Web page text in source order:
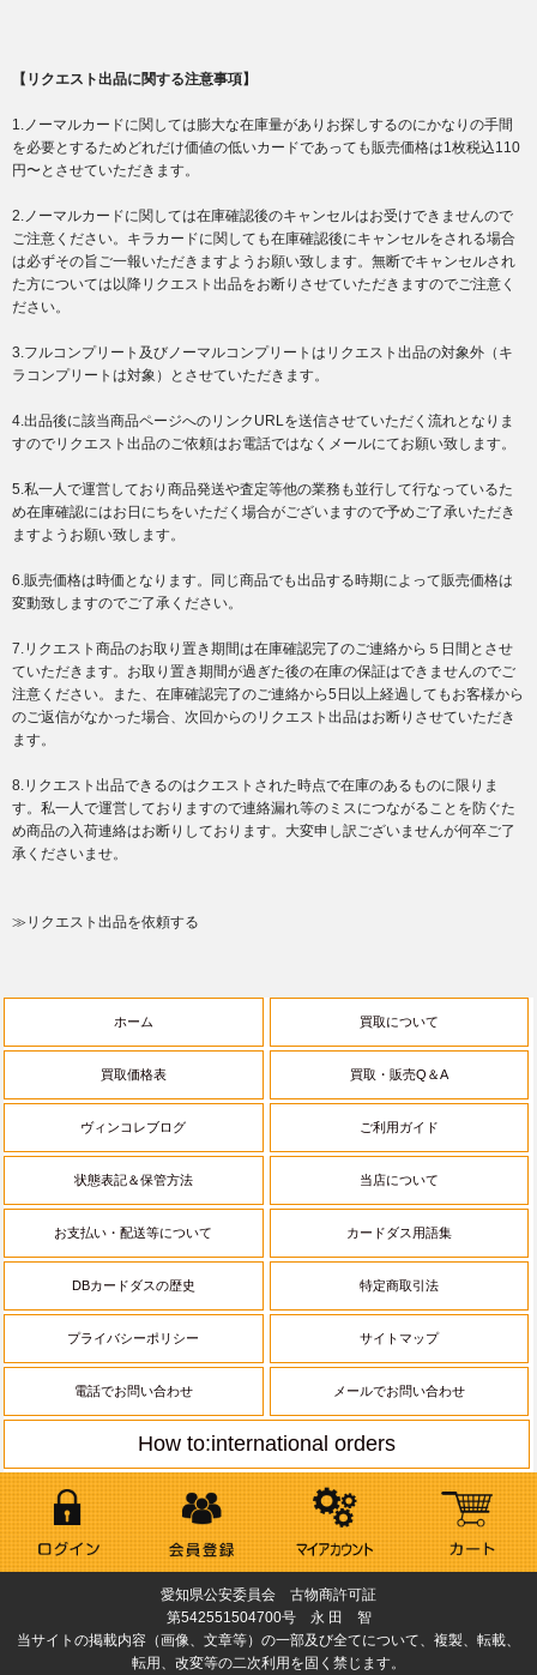
【リクエスト出品に関する注意事項】
1.ノーマルカードに関しては膨大な在庫量がありお探しするのにかなりの手間
を必要とするためどれだけ価値の低いカードであっても販売価格は1枚税込110
円〜とさせていただきます。
2.ノーマルカードに関しては在庫確認後のキャンセルはお受けできませんので
ご注意ください。キラカードに関しても在庫確認後にキャンセルをされる場合
は必ずその旨ご一報いただきますようお願い致します。無断でキャンセルされ
た方については以降リクエスト出品をお断りさせていただきますのでご注意く
ださい。
3.フルコンプリート及びノーマルコンプリートはリクエスト出品の対象外（キ
ラコンプリートは対象）とさせていただきます。
4.出品後に該当商品ページへのリンクURLを送信させていただく流れとなりま
すのでリクエスト出品のご依頼はお電話ではなくメールにてお願い致します。
5.私一人で運営しており商品発送や査定等他の業務も並行して行なっているた
め在庫確認にはお日にちをいただく場合がございますので予めご了承いただき
ますようお願い致します。
6.販売価格は時価となります。同じ商品でも出品する時期によって販売価格は
変動致しますのでご了承ください。
7.リクエスト商品のお取り置き期間は在庫確認完了のご連絡から５日間とさせ
ていただきます。お取り置き期間が過ぎた後の在庫の保証はできませんのでご
注意ください。また、在庫確認完了のご連絡から5日以上経過してもお客様から
のご返信がなかった場合、次回からのリクエスト出品はお断りさせていただき
ます。
8.リクエスト出品できるのはクエストされた時点で在庫のあるものに限りま
す。私一人で運営しておりますので連絡漏れ等のミスにつながることを防ぐた
め商品の入荷連絡はお断りしております。大変申し訳ございませんが何卒ご了
承くださいませ。
≫リクエスト出品を依頼する
ホーム 買取について
買取価格表 買取・販売Q＆A
ヴィンコレブログ ご利用ガイド
状態表記＆保管方法 当店について
お支払い・配送等について カードダス用語集
DBカードダスの歴史 特定商取引法
プライバシーポリシー サイトマップ
電話でお問い合わせ メールでお問い合わせ
How to:international orders
愛知県公安委員会 古物商許可証
第542551504700号 永 田 智
当サイトの掲載内容（画像、文章等）の一部及び全てについて、複製、転載、
転用、改変等の二次利用を固く禁じます。